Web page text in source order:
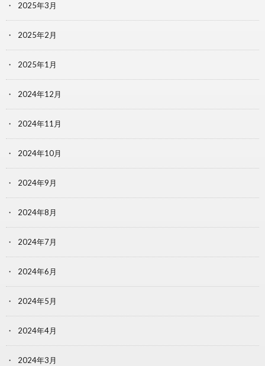
2025年3月
2025年2月
2025年1月
2024年12月
2024年11月
2024年10月
2024年9月
2024年8月
2024年7月
2024年6月
2024年5月
2024年4月
2024年3月